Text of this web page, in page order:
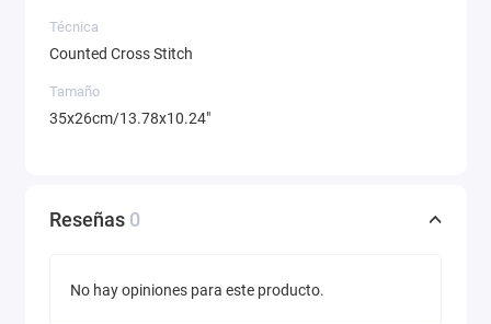
Técnica
Counted Cross Stitch
Tamaño
35x26cm/13.78x10.24"
Reseñas 0
No hay opiniones para este producto.